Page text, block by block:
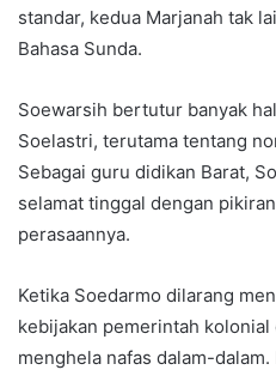
standar, kedua Marjanah tak
Bahasa Sunda.
Soewarsih bertutur banyak
Soelastri, terutama tentang
Sebagai guru didikan Barat,
selamat tinggal dengan
perasaannya.
Ketika Soedarmo dilarang
kebijakan pemerintah
menghela nafas dalam-